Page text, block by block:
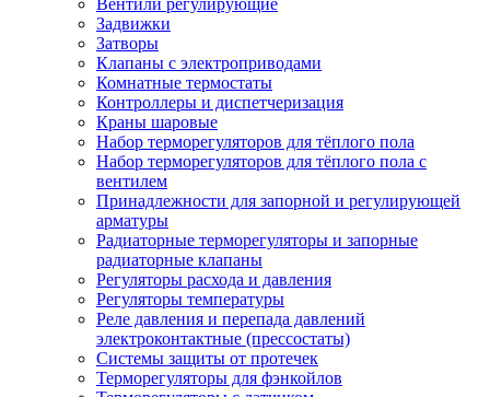
Вентили регулирующие
Задвижки
Затворы
Клапаны с электроприводами
Комнатные термостаты
Контроллеры и диспетчеризация
Краны шаровые
Набор терморегуляторов для тёплого пола
Набор терморегуляторов для тёплого пола с
вентилем
Принадлежности для запорной и регулирующей
арматуры
Радиаторные терморегуляторы и запорные
радиаторные клапаны
Регуляторы расхода и давления
Регуляторы температуры
Реле давления и перепада давлений
электроконтактные (прессостаты)
Системы защиты от протечек
Терморегуляторы для фэнкойлов